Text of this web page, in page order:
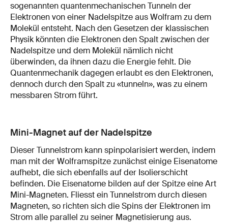
sogenannten quantenmechanischen Tunneln der
Elektronen von einer Nadelspitze aus Wolfram zu dem
Molekül entsteht. Nach den Gesetzen der klassischen
Physik könnten die Elektronen den Spalt zwischen der
Nadelspitze und dem Molekül nämlich nicht
überwinden, da ihnen dazu die Energie fehlt. Die
Quantenmechanik dagegen erlaubt es den Elektronen,
dennoch durch den Spalt zu «tunneln», was zu einem
messbaren Strom führt.
Mini-Magnet auf der Nadelspitze
Dieser Tunnelstrom kann spinpolarisiert werden, indem
man mit der Wolframspitze zunächst einige Eisenatome
aufhebt, die sich ebenfalls auf der Isolierschicht
befinden. Die Eisenatome bilden auf der Spitze eine Art
Mini-Magneten. Fliesst ein Tunnelstrom durch diesen
Magneten, so richten sich die Spins der Elektronen im
Strom alle parallel zu seiner Magnetisierung aus.